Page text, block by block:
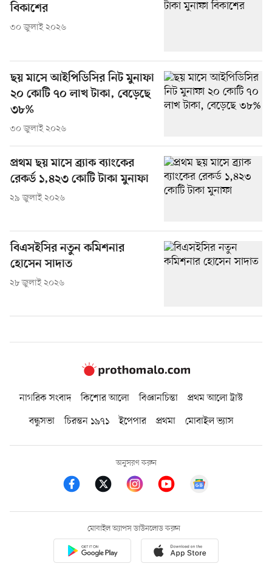
বিকাশের
৩০ জুলাই ২০২৬
ছয় মাসে আইপিডিসির নিট মুনাফা
২০ কোটি ৭০ লাখ টাকা, বেড়েছে
৩৮%
৩০ জুলাই ২০২৬
প্রথম ছয় মাসে ব্র্যাক ব্যাংকের
রেকর্ড ১,৪২৩ কোটি টাকা মুনাফা
২৯ জুলাই ২০২৬
বিএসইসির নতুন কমিশনার
হোসেন সাদাত
২৮ জুলাই ২০২৬
নাগরিক সংবাদ কিশোর আলো বিজ্ঞানচিন্তা
প্রথম আলো ট্রাস্ট
বন্ধুসভা
চিরন্তন ১৯৭১ ইপেপার প্রথমা মোবাইল ভ্যাস
অনুসরণ করুন
মোবাইল অ্যাপস ডাউনলোড করুন